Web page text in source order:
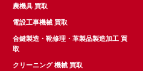
農機具 買取
電設工事機械 買取
合鍵製造・靴修理・革製品製造加工 買
取
クリーニング 機械 買取